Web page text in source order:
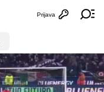
Otvori
Prijava